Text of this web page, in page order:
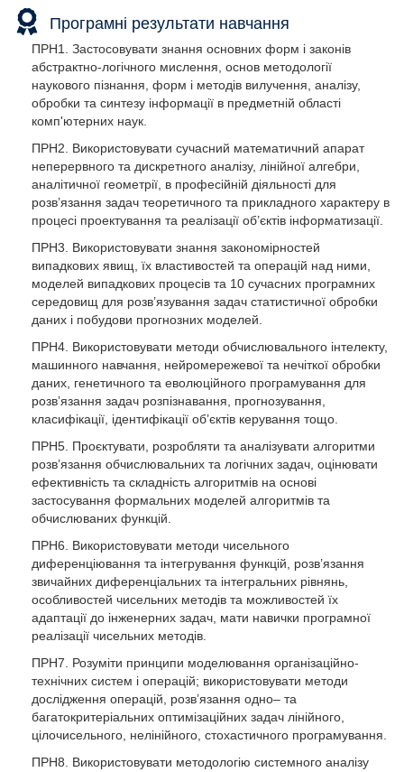
Програмні результати навчання
ПРН1. Застосовувати знання основних форм і законів
абстрактно-логічного мислення, основ методології
наукового пізнання, форм і методів вилучення, аналізу,
обробки та синтезу інформації в предметній області
комп'ютерних наук.
ПРН2. Використовувати сучасний математичний апарат
неперервного та дискретного аналізу, лінійної алгебри,
аналітичної геометрії, в професійній діяльності для
розв’язання задач теоретичного та прикладного характеру в
процесі проектування та реалізації об’єктів інформатизації.
ПРН3. Використовувати знання закономірностей
випадкових явищ, їх властивостей та операцій над ними,
моделей випадкових процесів та 10 сучасних програмних
середовищ для розв’язування задач статистичної обробки
даних і побудови прогнозних моделей.
ПРН4. Використовувати методи обчислювального інтелекту,
машинного навчання, нейромережевої та нечіткої обробки
даних, генетичного та еволюційного програмування для
розв’язання задач розпізнавання, прогнозування,
класифікації, ідентифікації об’єктів керування тощо.
ПРН5. Проєктувати, розробляти та аналізувати алгоритми
розв’язання обчислювальних та логічних задач, оцінювати
ефективність та складність алгоритмів на основі
застосування формальних моделей алгоритмів та
обчислюваних функцій.
ПРН6. Використовувати методи чисельного
диференціювання та інтегрування функцій, розв’язання
звичайних диференціальних та інтегральних рівнянь,
особливостей чисельних методів та можливостей їх
адаптації до інженерних задач, мати навички програмної
реалізації чисельних методів.
ПРН7. Розуміти принципи моделювання організаційно-
технічних систем і операцій; використовувати методи
дослідження операцій, розв’язання одно– та
багатокритеріальних оптимізаційних задач лінійного,
цілочисельного, нелінійного, стохастичного програмування.
ПРН8. Використовувати методологію системного аналізу